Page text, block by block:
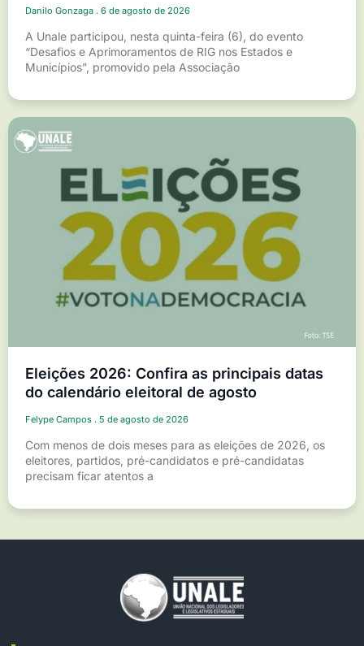
Danilo Gonzaga 6 de agosto de 2026
A Unale participou, nesta quinta-feira (6), do evento
“Desafios e Aprimoramentos de RIG nos Estados e
Municípios”, promovido pela Associação
Eleições 2026: Confira as principais datas
do calendário eleitoral de agosto
Felype Campos 5 de agosto de 2026
Com menos de dois meses para as eleições de 2026, os
eleitores, partidos, pré-candidatos e pré-candidatas
precisam ficar atentos a